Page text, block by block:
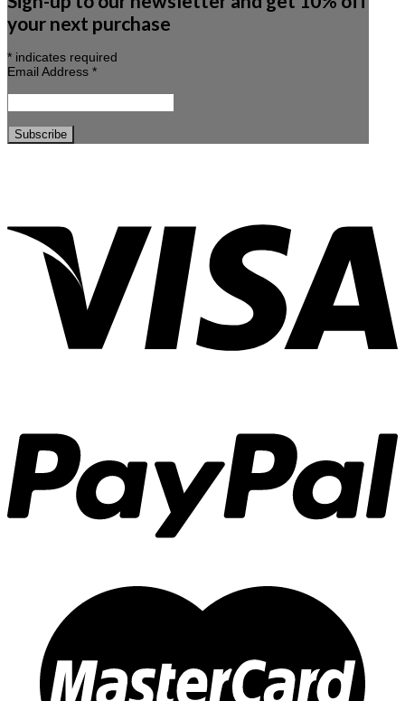
your next purchase
* indicates required
Email Address *